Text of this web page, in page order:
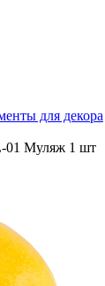
для декора
01 Муляж 1 шт